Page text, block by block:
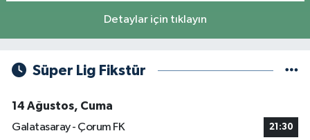
Detaylar için tıklayın
Süper Lig Fikstür
14 Ağustos, Cuma
Galatasaray - Çorum FK
21:30